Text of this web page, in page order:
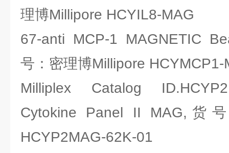
理博Millipore HCYIL8-MAG
67-anti MCP-1 MAGNETIC
号：密理博Millipore HCYMCP1-
Milliplex Catalog
Cytokine Panel II MAG,货
HCYP2MAG-62K-01